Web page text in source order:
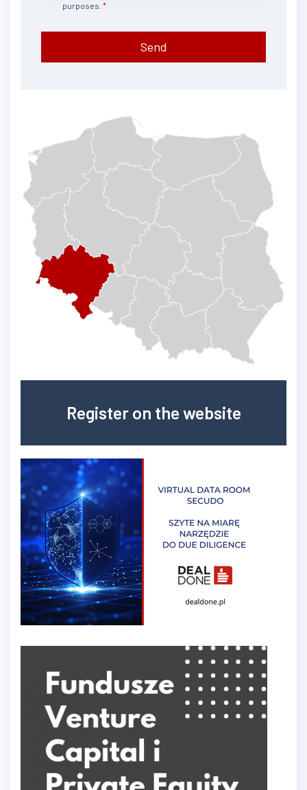
purposes.
Send
Register on the website